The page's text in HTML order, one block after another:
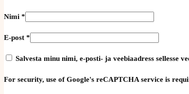
Nimi *
E-post *
Salvesta minu nimi, e-posti- ja veebiaadress sellesse
For security, use of Google's reCAPTCHA service is